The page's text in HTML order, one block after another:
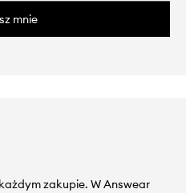
mnie
zakupie. W Answear